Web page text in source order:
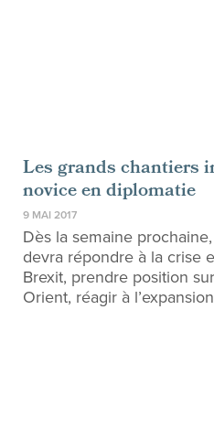
Les grands chantiers
novice en diplomatie
9 MAI 2017
Dès la semaine
devra répondre à la crise
Brexit, prendre position
Orient, réagir à